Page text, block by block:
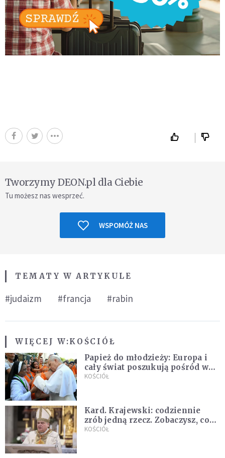
Tworzymy DEON.pl dla Ciebie
Tu możesz nas wesprzeć.
WSPOMÓŻ NAS
TEMATY W ARTYKULE
#judaizm #francja #rabin
WIĘCEJ W:KOŚCIÓŁ
Papież do młodzieży: Europa i
cały świat poszukują pośród was
nowych świętych
KOŚCIÓŁ
Kard. Krajewski: codziennie
zrób jedną rzecz. Zobaczysz, co
stanie się z twoim życiem
KOŚCIÓŁ